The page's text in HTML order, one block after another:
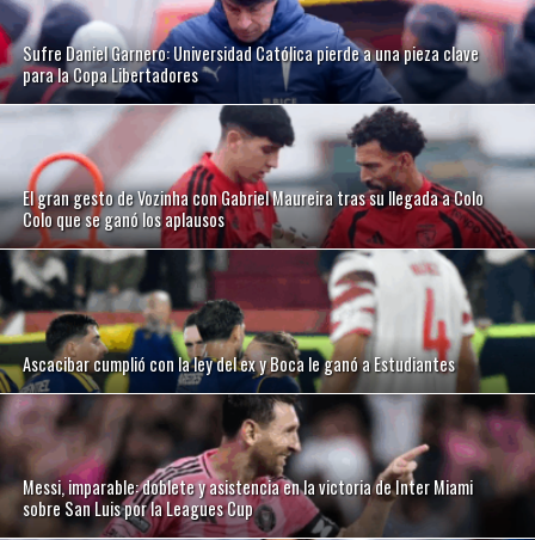
Sufre Daniel Garnero: Universidad Católica pierde a una pieza clave
para la Copa Libertadores
El gran gesto de Vozinha con Gabriel Maureira tras su llegada a Colo
Colo que se ganó los aplausos
Ascacibar cumplió con la ley del ex y Boca le ganó a Estudiantes
Messi, imparable: doblete y asistencia en la victoria de Inter Miami
sobre San Luis por la Leagues Cup